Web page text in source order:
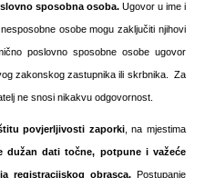
sposobna osoba.Ugovor u ime i
osobe mogu zaključiti njihovi
poslovno sposobne osobe ugovor
zakonskog zastupnika ili skrbnika. Za
ne snosi nikakvu odgovornost.
povjerljivosti zaporki, na mjestima
dužan dati točne, potpune i važeće
registracijskog obrasca.Postupanje